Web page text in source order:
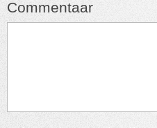
Commentaar